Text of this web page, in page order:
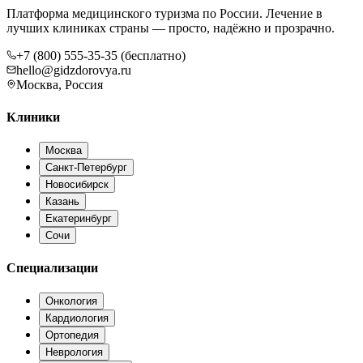
Платформа медицинского туризма по России. Лечение в
лучших клиниках страны — просто, надёжно и прозрачно.
+7 (800) 555-35-35 (бесплатно)
hello@gidzdorovya.ru
Москва, Россия
Клиники
Москва
Санкт-Петербург
Новосибирск
Казань
Екатеринбург
Сочи
Специализации
Онкология
Кардиология
Ортопедия
Неврология